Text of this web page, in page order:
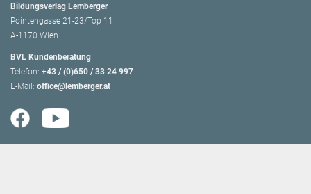
Bildungsverlag Lemberger
Pointengasse 21-23/Top 11
A-1170 Wien
BVL Kundenberatung
Telefon: +43 / (0)650 / 33 24 997
E-Mail: office@lemberger.at